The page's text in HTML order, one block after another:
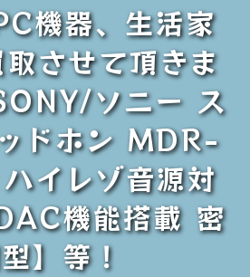
機器、生活家
させて頂きま
ソニー ス
ドホン MDR-
イレゾ音源対
機能搭載 密
】等！